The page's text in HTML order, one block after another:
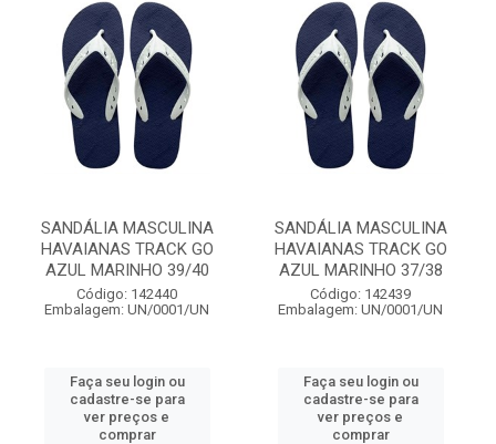
SANDÁLIA MASCULINA
HAVAIANAS TRACK GO
AZUL MARINHO 39/40
Código: 142440
Embalagem: UN/0001/UN
Faça seu login ou
cadastre-se para
ver preços e
comprar
SANDÁLIA MASCULINA
HAVAIANAS TRACK GO
AZUL MARINHO 37/38
Código: 142439
Embalagem: UN/0001/UN
Faça seu login ou
cadastre-se para
ver preços e
comprar